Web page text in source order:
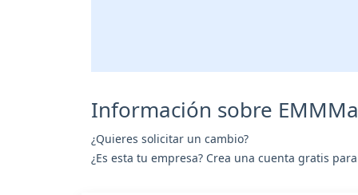
Información sobre
¿Quieres solicitar un cambio?
¿Es esta tu empresa? Crea una cuenta gratis